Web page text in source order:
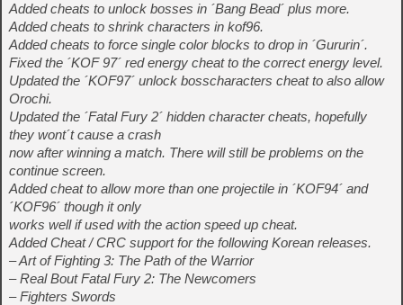
Added cheats to unlock bosses in ´Bang Bead´ plus more.
Added cheats to shrink characters in kof96.
Added cheats to force single color blocks to drop in ´Gururin´.
Fixed the ´KOF 97´ red energy cheat to the correct energy level.
Updated the ´KOF97´ unlock bosscharacters cheat to also allow
Orochi.
Updated the ´Fatal Fury 2´ hidden character cheats, hopefully
they wont´t cause a crash
now after winning a match. There will still be problems on the
continue screen.
Added cheat to allow more than one projectile in ´KOF94´ and
´KOF96´ though it only
works well if used with the action speed up cheat.
Added Cheat / CRC support for the following Korean releases.
– Art of Fighting 3: The Path of the Warrior
– Real Bout Fatal Fury 2: The Newcomers
– Fighters Swords